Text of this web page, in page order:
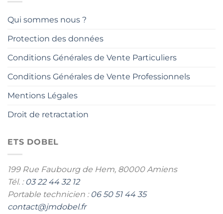
Qui sommes nous ?
Protection des données
Conditions Générales de Vente Particuliers
Conditions Générales de Vente Professionnels
Mentions Légales
Droit de retractation
ETS DOBEL
199 Rue Faubourg de Hem, 80000 Amiens
Tél. : 03 22 44 32 12
Portable technicien : 06 50 51 44 35
contact@jmdobel.fr